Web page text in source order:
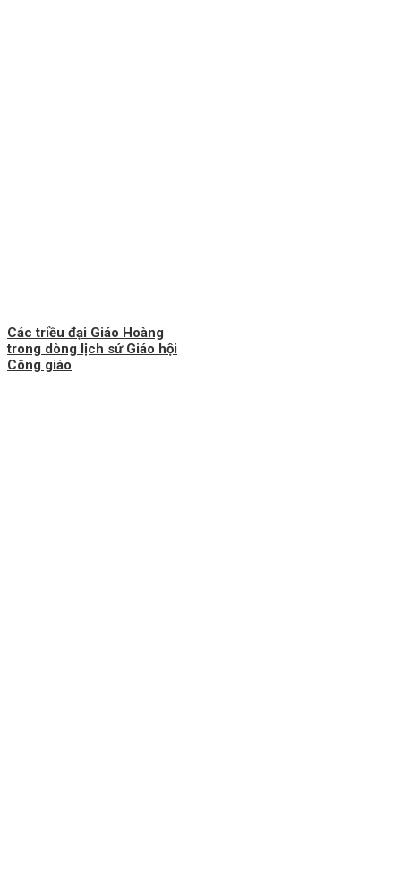
Các triều đại Giáo Hoàng
trong dòng lịch sử Giáo hội
Công giáo